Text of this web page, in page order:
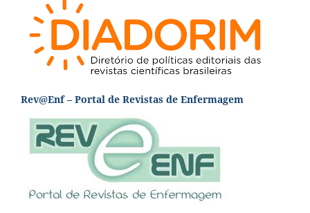
Rev@Enf – Portal de Revistas de Enfermagem